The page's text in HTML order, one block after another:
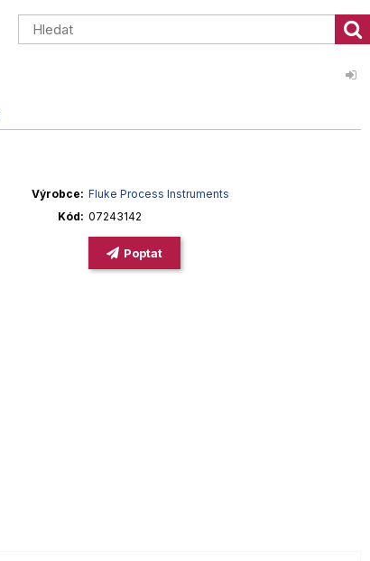
Výrobce
Fluke Process Instruments
Kód
07243142
Poptat